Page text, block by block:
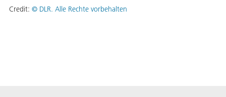
Credit: © DLR. Alle Rechte vorbehalten